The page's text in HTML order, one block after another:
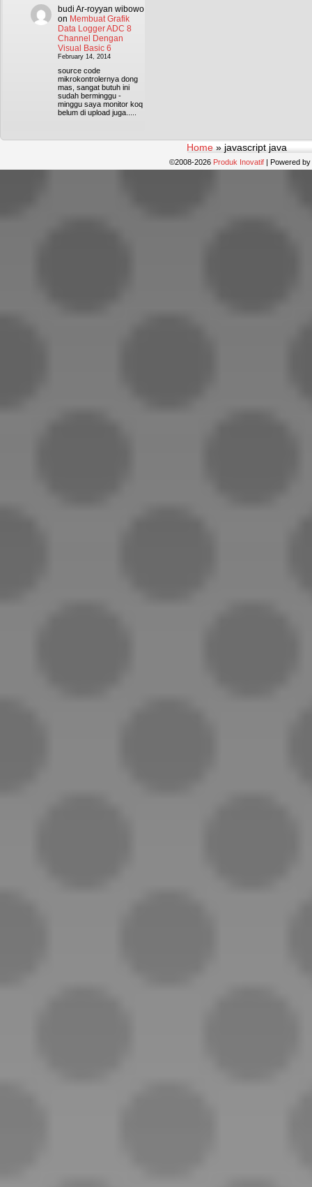
budi Ar-royyan wibowo
on Membuat Grafik
Data Logger ADC 8
Channel Dengan
Visual Basic 6
February 14, 2014
source code
mikrokontrolernya dong
mas, sangat butuh ini
sudah berminggu -
minggu saya monitor koq
belum di upload juga.....
Home » javascript java
©2008-2026 Produk Inovatif | Powered by